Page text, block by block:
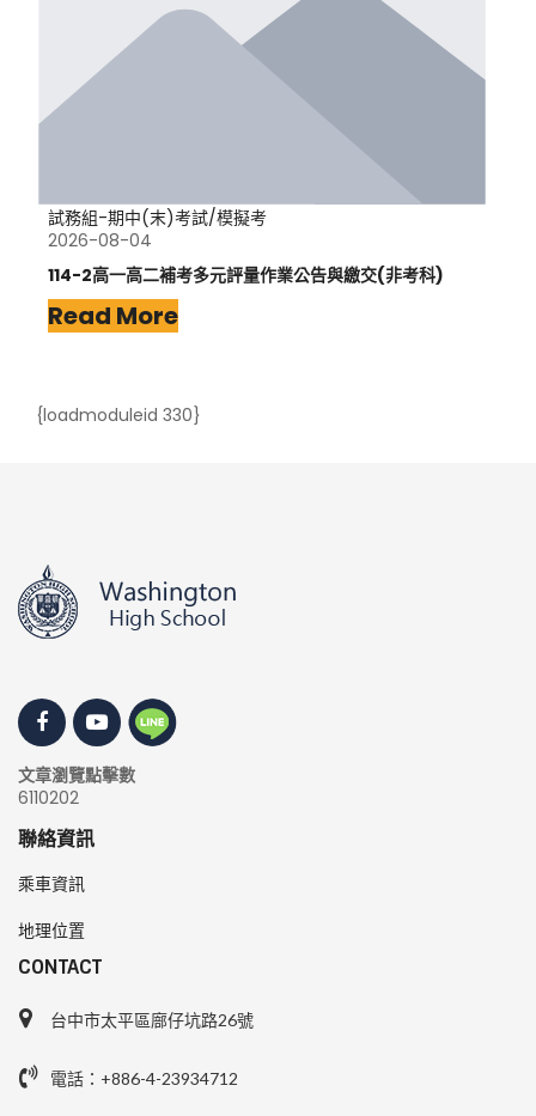
試務組-期中(末)考試/模擬考
2026-08-04
114-2高一高二補考多元評量作業公告與繳交(非考科)
Read More
{loadmoduleid 330}
文章瀏覽點擊數
6110202
聯絡資訊
乘車資訊
地理位置
CONTACT
台中市太平區廍仔坑路26號
電話：+886-4-23934712